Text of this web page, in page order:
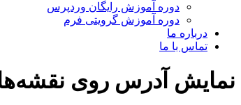
دوره آموزش رایگان وردپرس
دوره آموزش گرویتی فرم
درباره ما
تماس با ما
نمایش آدرس روی